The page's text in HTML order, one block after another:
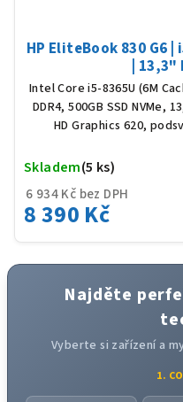
HP EliteBook 830 G6 |
| 13,3"
Intel Core i5-8365U (6M
DDR4, 500GB SSD NVMe,
HD Graphics 620,
6 934 Kč bez DPH
8 390 Kč
Skladem(5 ks)
Najděte
Vyberte si zařízení a
1.